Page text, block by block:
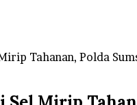
Tahanan, Polda